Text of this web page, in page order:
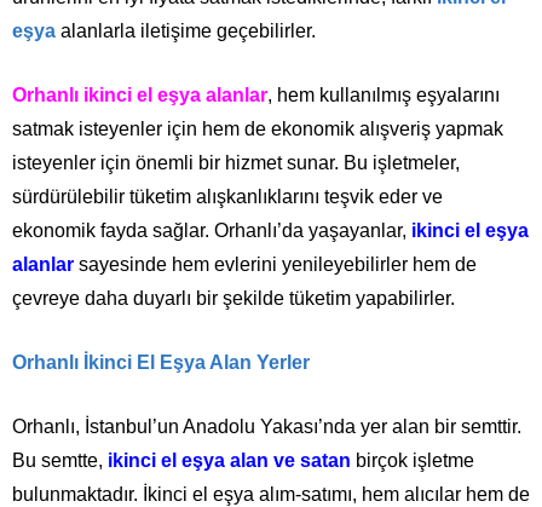
eşya alanlarla iletişime geçebilirler.
Orhanlı ikinci el eşya alanlar, hem kullanılmış eşyalarını
satmak isteyenler için hem de ekonomik alışveriş yapmak
isteyenler için önemli bir hizmet sunar. Bu işletmeler,
sürdürülebilir tüketim alışkanlıklarını teşvik eder ve
ekonomik fayda sağlar. Orhanlı’da yaşayanlar, ikinci el eşya
alanlar sayesinde hem evlerini yenileyebilirler hem de
çevreye daha duyarlı bir şekilde tüketim yapabilirler.
Orhanlı İkinci El Eşya Alan Yerler
Orhanlı, İstanbul’un Anadolu Yakası’nda yer alan bir semttir.
Bu semtte, ikinci el eşya alan ve satan birçok işletme
bulunmaktadır. İkinci el eşya alım-satımı, hem alıcılar hem de